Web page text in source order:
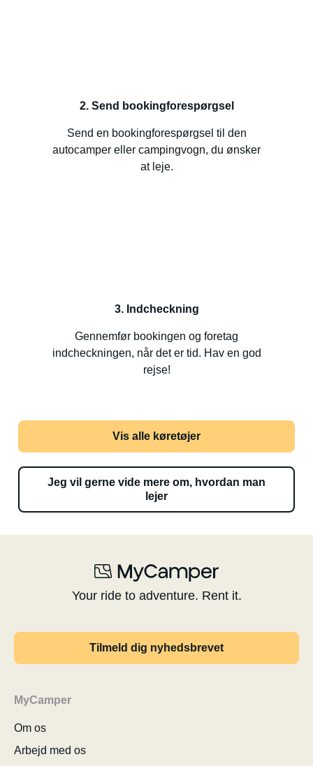
2. Send bookingforespørgsel
Send en bookingforespørgsel til den
autocamper eller campingvogn, du ønsker
at leje.
3. Indcheckning
Gennemfør bookingen og foretag
indcheckningen, når det er tid. Hav en god
rejse!
Vis alle køretøjer
Jeg vil gerne vide mere om, hvordan man
lejer
Your ride to adventure. Rent it.
Tilmeld dig nyhedsbrevet
MyCamper
Om os
Arbejd med os